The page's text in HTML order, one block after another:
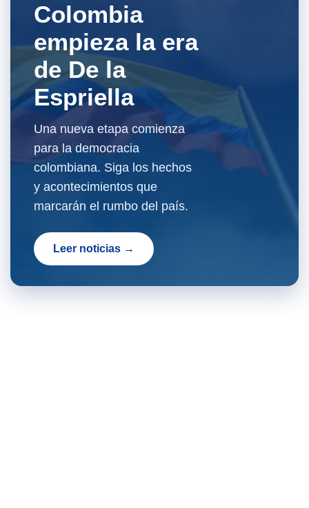
Colombia
empieza la era
de De la
Espriella
Una nueva etapa comienza
para la democracia
colombiana. Siga los hechos
y acontecimientos que
marcarán el rumbo del país.
Leer noticias →